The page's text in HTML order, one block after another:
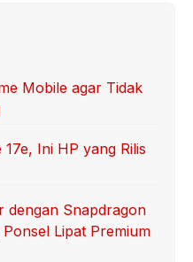
Mobile agar Tidak
Ini HP yang Rilis
dengan Snapdragon
Lipat Premium